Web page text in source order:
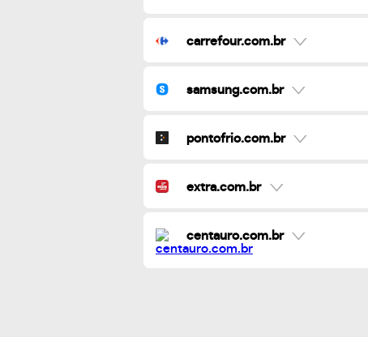
carrefour.com.br
samsung.com.br
pontofrio.com.br
extra.com.br
centauro.com.br